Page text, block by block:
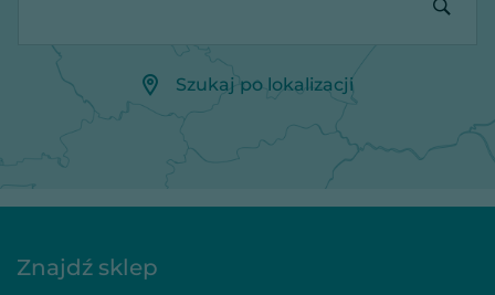
Szukaj po lokalizacji
Znajdź sklep